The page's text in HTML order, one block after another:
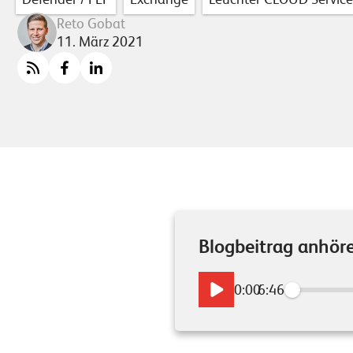
Reto Gobat
11. März 2021
Blogbeitrag
0:00/6:46